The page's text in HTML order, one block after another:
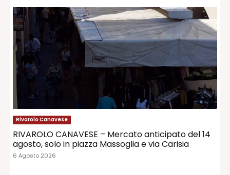
Rivarolo Canavese
RIVAROLO CANAVESE – Mercato anticipato del 14
agosto, solo in piazza Massoglia e via Carisia
6 Agosto 2026